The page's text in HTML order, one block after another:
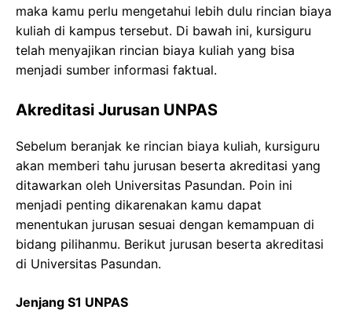
maka kamu perlu mengetahui lebih dulu rincian biaya
kuliah di kampus tersebut. Di bawah ini, kursiguru
telah menyajikan rincian biaya kuliah yang bisa
menjadi sumber informasi faktual.
Akreditasi Jurusan UNPAS
Sebelum beranjak ke rincian biaya kuliah, kursiguru
akan memberi tahu jurusan beserta akreditasi yang
ditawarkan oleh Universitas Pasundan. Poin ini
menjadi penting dikarenakan kamu dapat
menentukan jurusan sesuai dengan kemampuan di
bidang pilihanmu. Berikut jurusan beserta akreditasi
di Universitas Pasundan.
Jenjang S1 UNPAS